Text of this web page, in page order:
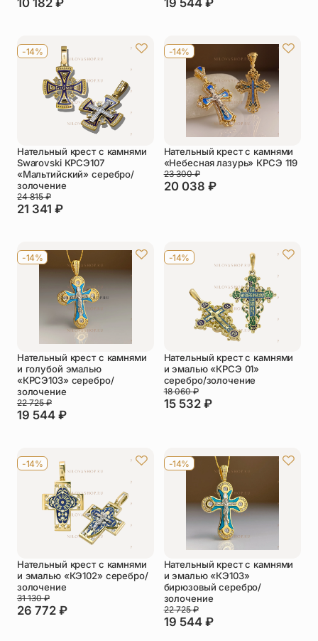
10 182 ₽ 19 544 ₽
-14%
Нательный крест с камнями
Swarovski КРСЭ107
«Мальтийский» серебро/
золочение
21 341 ₽
24 815₽
-14%
Нательный крест с камнями
«Небесная лазурь» КРСЭ 119
20 038 ₽
23 300₽
-14%
Нательный крест с камнями
и голубой эмалью
«КРСЭ103» серебро/
золочение
19 544 ₽
22 725₽
-14%
Нательный крест с камнями
и эмалью «КРСЭ 01»
серебро/золочение
15 532 ₽
18 060₽
-14%
Нательный крест с камнями
и эмалью «КЭ102» серебро/
золочение
26 772 ₽
31 130₽
-14%
Нательный крест с камнями
и эмалью «КЭ103»
бирюзовый серебро/
золочение
19 544 ₽
22 725₽